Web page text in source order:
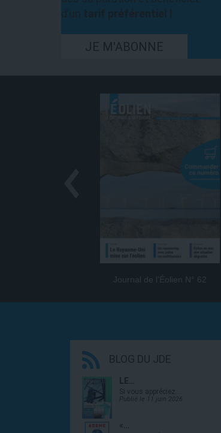
JE M'ABONNE
Journal de l’Éolien N° 62
BLOG DU JDE
LE…
Si vous appréciez…
Publié le 11 juin 2026
«…